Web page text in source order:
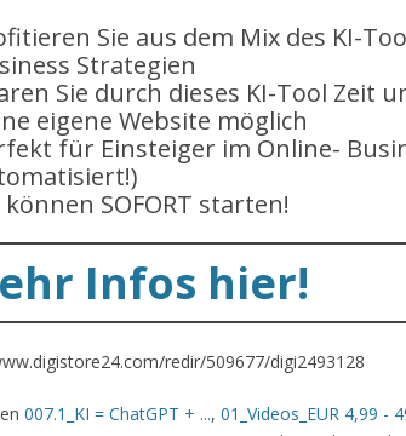
Sie aus dem Mix des KI-
Strategien
Sie durch dieses KI-Tool Zeit
eigene Website möglich
für Einsteiger im Online-
können SOFORT starten!
Infos hier!
redir/509677/digi2493128
007.1_KI = ChatGPT + ..., 01_Videos_EUR 4,99 -